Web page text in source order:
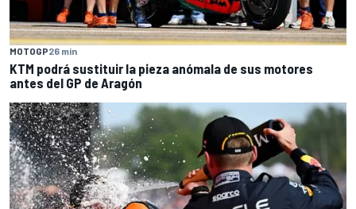
MOTOGP26 min
KTM podrá sustituir la pieza anómala de sus motores
antes del GP de Aragón